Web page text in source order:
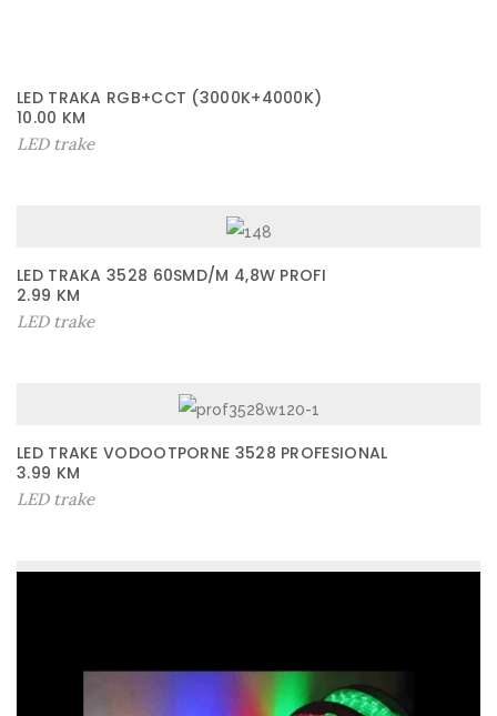
LED TRAKA RGB+CCT (3000K+4000K)
10.00 KM
LED trake
LED TRAKA 3528 60SMD/M 4,8W PROFI
2.99 KM
LED trake
LED TRAKE VODOOTPORNE 3528 PROFESIONAL
3.99 KM
LED trake